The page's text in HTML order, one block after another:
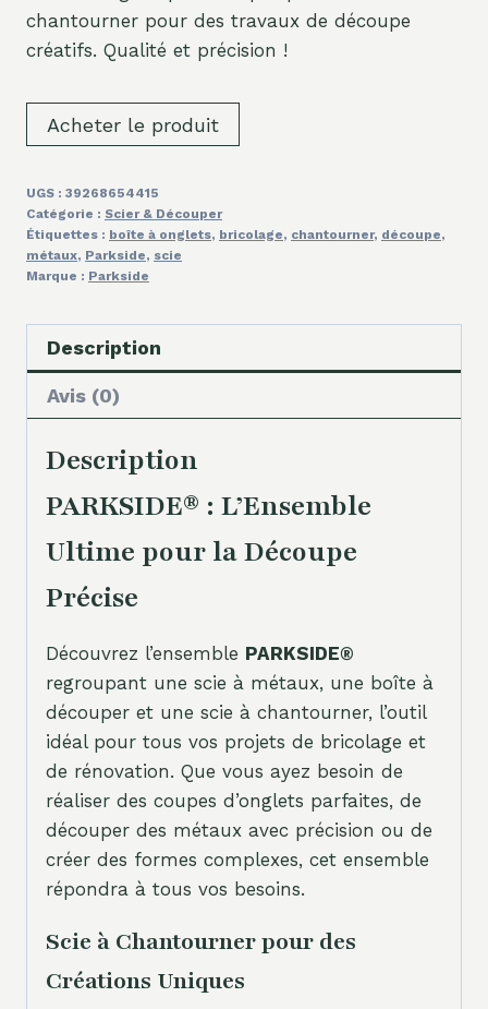
chantourner pour des travaux de découpe
créatifs. Qualité et précision !
Acheter le produit
UGS : 39268654415
Catégorie : Scier & Découper
Étiquettes : boîte à onglets, bricolage, chantourner, découpe,
métaux, Parkside, scie
Marque : Parkside
Description
Avis (0)
Description
PARKSIDE® : L’Ensemble
Ultime pour la Découpe
Précise
Découvrez l’ensemble PARKSIDE®
regroupant une scie à métaux, une boîte à
découper et une scie à chantourner, l’outil
idéal pour tous vos projets de bricolage et
de rénovation. Que vous ayez besoin de
réaliser des coupes d’onglets parfaites, de
découper des métaux avec précision ou de
créer des formes complexes, cet ensemble
répondra à tous vos besoins.
Scie à Chantourner pour des
Créations Uniques